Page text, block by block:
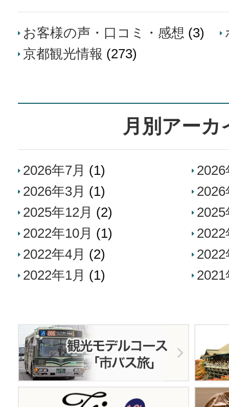
お客様の声・口コミ・感想 (3)
京都観光情報 (273)
月別アーカ
2026年7月 (1)
2026年3月 (1)
2025年12月 (2)
2022年10月 (1)
2022年4月 (2)
2022年1月 (1)